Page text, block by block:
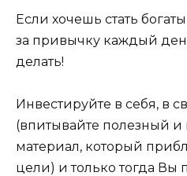
Если хочешь стать
за привычку каждый
делать!
Инвестируйте в себя, в
(впитывайте полезный и
материал, который
цели) и только тогда Вы